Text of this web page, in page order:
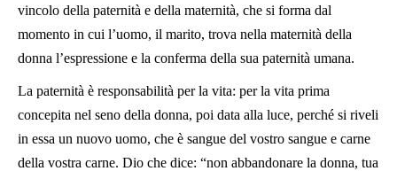
vincolo della paternità e della maternità, che si forma dal
momento in cui l’uomo, il marito, trova nella maternità della
donna l’espressione e la conferma della sua paternità umana.
La paternità è responsabilità per la vita: per la vita prima
concepita nel seno della donna, poi data alla luce, perché si riveli
in essa un nuovo uomo, che è sangue del vostro sangue e carne
della vostra carne. Dio che dice: “non abbandonare la donna, tua